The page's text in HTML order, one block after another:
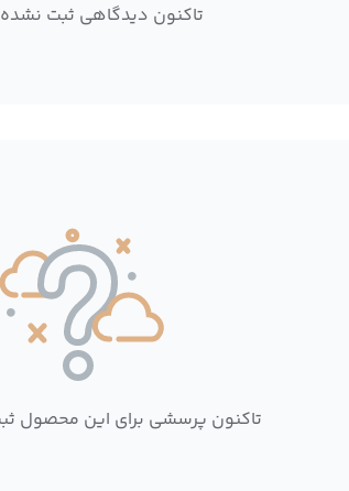
تاکنون دیدگاهی ثبت
تاکنون پرسشی برای این محصول